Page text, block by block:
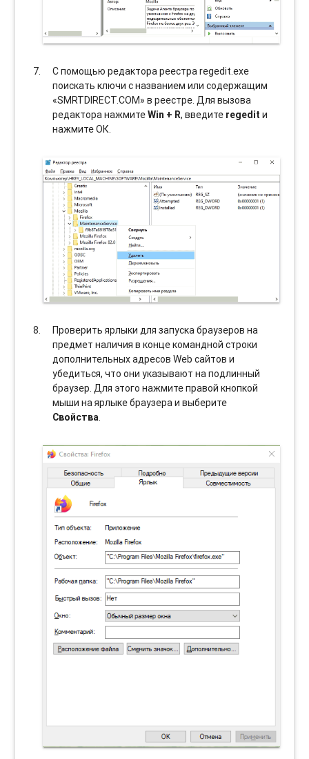
С помощью редактора реестра regedit.exe
поискать ключи с названием или содержащим
«SMRTDIRECT.COM» в реестре. Для вызова
редактора нажмитеWin + R, введите regedit и
нажмите ОК.
Проверить ярлыки для запуска браузеров на
предмет наличия в конце командной строки
дополнительных адресов Web сайтов и
убедиться, что они указывают на подлинный
браузер. Для этого нажмите правой кнопкой
мыши на ярлыке браузера и выберите
Свойства.